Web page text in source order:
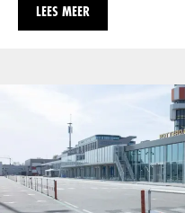
LEES MEER